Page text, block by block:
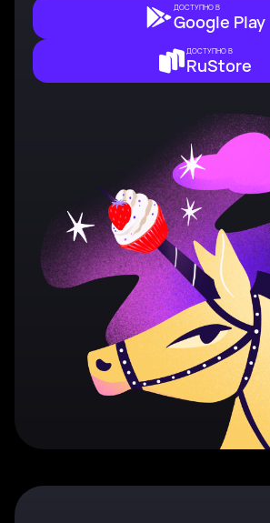
ДОСТУПНО В
Google Play
ДОСТУПНО В
RuStore